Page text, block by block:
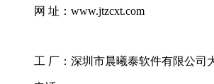
网 址：www.jtzcxt.com
工 厂：深圳市晨曦泰软件有限公司